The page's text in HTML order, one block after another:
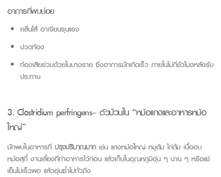
อาการที่พบบ่อย
คลื่นไส้ อาเจียนรุนแรง
ปวดท้อง
ท้องเสียร่วมด้วยในบางราย ซึ่งอาการมักเกิดเร็ว ภายในไม่กี่ชั่วโมงหลังรับ
ประทาน
3. Clostridium perfringens– ตัวป่วนใน “หม้อแกงและอาหารหม้อ
ใหญ่”
มักพบในอาหารที่ ปรุงปริมาณมาก เช่น แกงหม้อใหญ่ หมูต้ม ไก่ต้ม เนื้ออบ
หม้อสุกี้ งานเลี้ยงที่ทำอาหารไว้ก่อน แล้วเก็บในอุณหภูมิอุ่น ๆ นาน ๆ หรือแช่
เย็นไม่เร็วพอ แล้วอุ่นซ้ำไม่ทั่วถึง